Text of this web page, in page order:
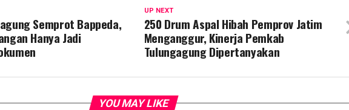
UP NEXT
250 Drum Aspal Hibah Pemprov Jatim
Menganggur, Kinerja Pemkab
Tulungagung Dipertanyakan
Semprot Bappeda,
Hanya Jadi
YOU MAY LIKE